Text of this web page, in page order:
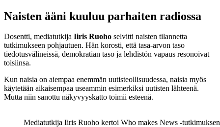
Naisten ääni kuuluu parhaiten radiossa
Dosentti, mediatutkija Iiris Ruoho selvitti naisten tilannetta
tutkimukseen pohjautuen. Hän korosti, että tasa-arvon taso
tiedotusvälineissä, demokratian taso ja lehdistön vapaus resonoivat
toisiinsa.
Kun naisia on aiempaa enemmän uutisteollisuudessa, naisia myös
käytetään aikaisempaa useammin esimerkiksi uutisten lähteenä.
Mutta niin sanottu näkyvyyskatto toimii esteenä.
Mediatutkija Iiris Ruoho kertoi Who makes News -